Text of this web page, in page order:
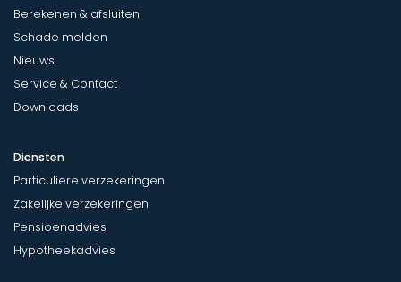
Berekenen & afsluiten
Schade melden
Nieuws
Service & Contact
Downloads
Diensten
Particuliere verzekeringen
Zakelijke verzekeringen
Pensioenadvies
Hypotheekadvies